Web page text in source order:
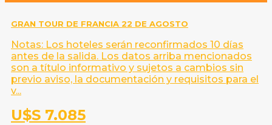
GRAN TOUR DE FRANCIA 22 DE AGOSTO
Notas: Los hoteles serán reconfirmados 10 días
antes de la salida. Los datos arriba mencionados
son a título informativo y sujetos a cambios sin
previo aviso, la documentación y requisitos para el
v...
U$S 7.085